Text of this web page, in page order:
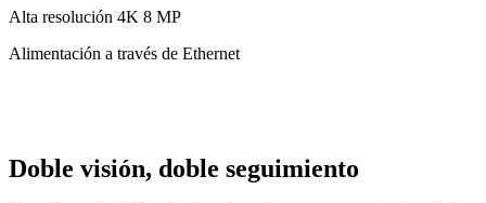
Alta resolución 4K 8 MP
Alimentación a través de Ethernet
Doble visión, doble seguimiento